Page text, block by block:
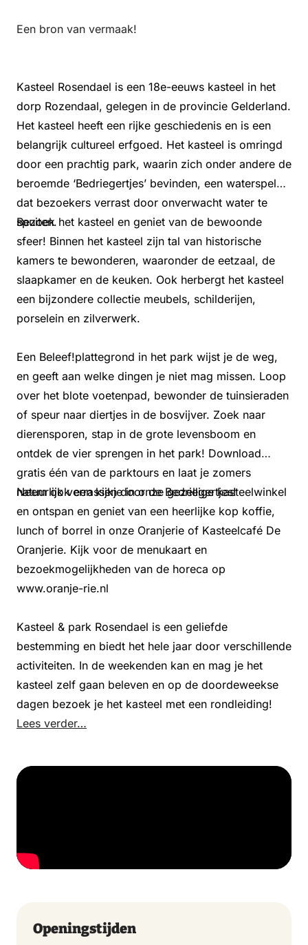
Een bron van vermaak!
Kasteel Rosendael is een 18e-eeuws kasteel in het
dorp Rozendaal, gelegen in de provincie Gelderland.
Het kasteel heeft een rijke geschiedenis en is een
belangrijk cultureel erfgoed. Het kasteel is omringd
door een prachtig park, waarin zich onder andere de
beroemde ‘Bedriegertjes’ bevinden, een waterspel
dat bezoekers verrast door onverwacht water te
spuiten.
Bezoek het kasteel en geniet van de bewoonde
sfeer! Binnen het kasteel zijn tal van historische
kamers te bewonderen, waaronder de eetzaal, de
slaapkamer en de keuken. Ook herbergt het kasteel
een bijzondere collectie meubels, schilderijen,
porselein en zilverwerk.
Een Beleef!plattegrond in het park wijst je de weg,
en geeft aan welke dingen je niet mag missen. Loop
over het blote voetenpad, bewonder de tuinsieraden
of speur naar diertjes in de bosvijver. Zoek naar
dierensporen, stap in de grote levensboom en
ontdek de vier sprengen in het park! Download
gratis één van de parktours en laat je zomers
natuurlijk verrassen door de Bedriegertjes!
Neem ook een kijkje in onze gezellige kasteelwinkel
en ontspan en geniet van een heerlijke kop koffie,
lunch of borrel in onze Oranjerie of Kasteelcafé De
Oranjerie. Kijk voor de menukaart en
bezoekmogelijkheden van de horeca op
www.oranje-rie.nl
Kasteel & park Rosendael is een geliefde
bestemming en biedt het hele jaar door verschillende
activiteiten. In de weekenden kan en mag je het
kasteel zelf gaan beleven en op de doordeweekse
dagen bezoek je het kasteel met een rondleiding!
Lees verder…
Openingstijden